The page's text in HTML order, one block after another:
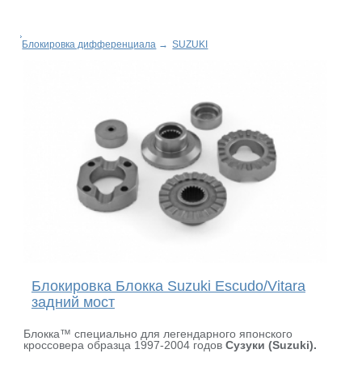
Блокировка дифференциала → SUZUKI
Блокировка Блокка Suzuki Escudo/Vitara
задний мост
Блокка™ специально для легендарного японского
кроссовера образца 1997-2004 годовСузуки (Suzuki).